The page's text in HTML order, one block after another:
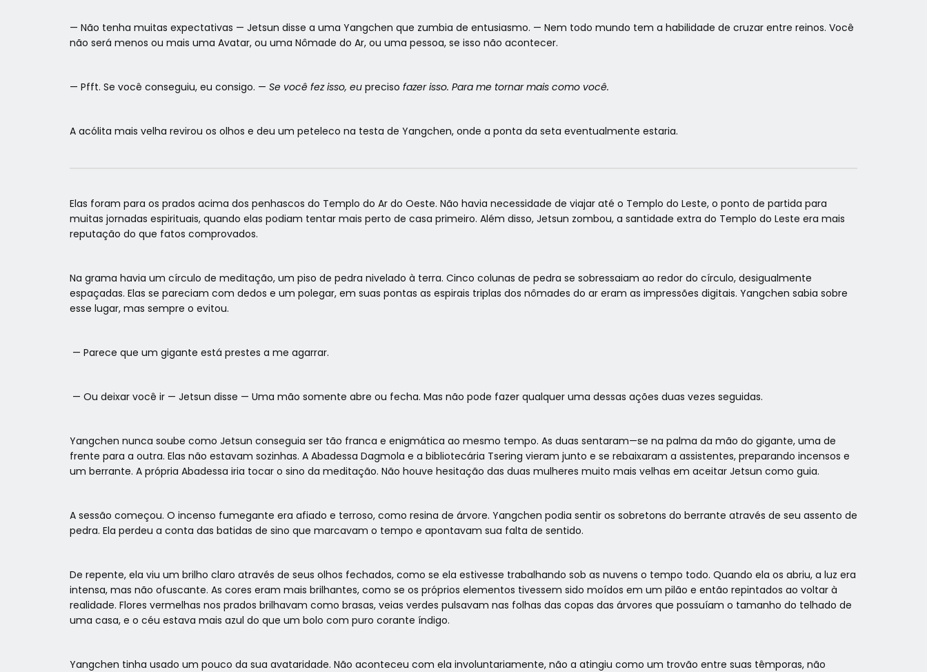
— Não tenha muitas expectativas — Jetsun disse a uma Yangchen que zumbia de entusiasmo. — Nem todo mundo tem a habilidade de cruzar entre reinos. Você
não será menos ou mais uma Avatar, ou uma Nômade do Ar, ou uma pessoa, se isso não acontecer.
— Pfft. Se você conseguiu, eu consigo. — Se você fez isso, eu preciso fazer isso. Para me tornar mais como você.
A acólita mais velha revirou os olhos e deu um peteleco na testa de Yangchen, onde a ponta da seta eventualmente estaria.
Elas foram para os prados acima dos penhascos do Templo do Ar do Oeste. Não havia necessidade de viajar até o Templo do Leste, o ponto de partida para
muitas jornadas espirituais, quando elas podiam tentar mais perto de casa primeiro. Além disso, Jetsun zombou, a santidade extra do Templo do Leste era mais
reputação do que fatos comprovados.
Na grama havia um círculo de meditação, um piso de pedra nivelado à terra. Cinco colunas de pedra se sobressaiam ao redor do círculo, desigualmente
espaçadas. Elas se pareciam com dedos e um polegar, em suas pontas as espirais triplas dos nômades do ar eram as impressões digitais. Yangchen sabia sobre
esse lugar, mas sempre o evitou.
— Parece que um gigante está prestes a me agarrar.
— Ou deixar você ir — Jetsun disse — Uma mão somente abre ou fecha. Mas não pode fazer qualquer uma dessas ações duas vezes seguidas.
Yangchen nunca soube como Jetsun conseguia ser tão franca e enigmática ao mesmo tempo. As duas sentaram—se na palma da mão do gigante, uma de
frente para a outra. Elas não estavam sozinhas. A Abadessa Dagmola e a bibliotecária Tsering vieram junto e se rebaixaram a assistentes, preparando incensos e
um berrante. A própria Abadessa iria tocar o sino da meditação. Não houve hesitação das duas mulheres muito mais velhas em aceitar Jetsun como guia.
A sessão começou. O incenso fumegante era afiado e terroso, como resina de árvore. Yangchen podia sentir os sobretons do berrante através de seu assento de
pedra. Ela perdeu a conta das batidas de sino que marcavam o tempo e apontavam sua falta de sentido.
De repente, ela viu um brilho claro através de seus olhos fechados, como se ela estivesse trabalhando sob as nuvens o tempo todo. Quando ela os abriu, a luz era
intensa, mas não ofuscante. As cores eram mais brilhantes, como se os próprios elementos tivessem sido moídos em um pilão e então repintados ao voltar à
realidade. Flores vermelhas nos prados brilhavam como brasas, veias verdes pulsavam nas folhas das copas das árvores que possuíam o tamanho do telhado de
uma casa, e o céu estava mais azul do que um bolo com puro corante índigo.
Yangchen tinha usado um pouco da sua avataridade. Não aconteceu com ela involuntariamente, não a atingiu como um trovão entre suas têmporas, não